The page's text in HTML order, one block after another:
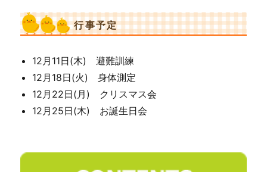
行事予定
12月11日(木) 避難訓練
12月18日(火) 身体測定
12月22日(月) クリスマス会
12月25日(木) お誕生日会